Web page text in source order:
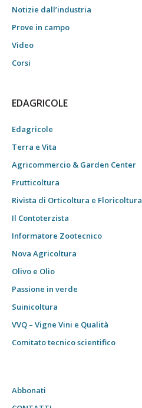
Notizie dall’industria
Prove in campo
Video
Corsi
EDAGRICOLE
Edagricole
Terra e Vita
Agricommercio & Garden Center
Frutticoltura
Rivista di Orticoltura e Floricoltura
Il Contoterzista
Informatore Zootecnico
Nova Agricoltura
Olivo e Olio
Passione in verde
Suinicoltura
VVQ – Vigne Vini e Qualità
Comitato tecnico scientifico
Abbonati